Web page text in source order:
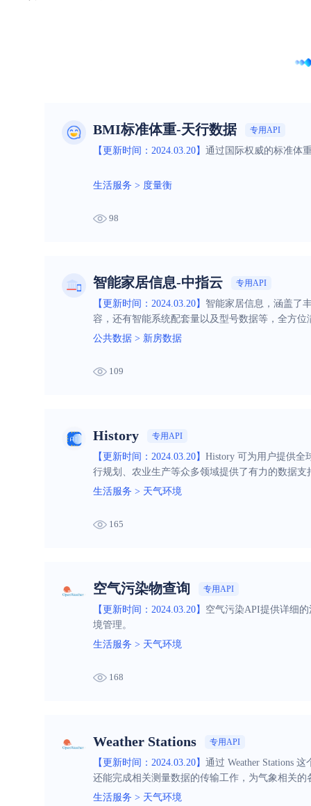
BMI标准体重-天行数据 专用API
【更新时间：2024.03.20】 通过国际权威的标准体
生活服务 > 度量衡
98
智能家居信息-中指云 专用API
【更新时间：2024.03.20】 智能家居信息，涵盖了
容，还有智能系统配套量以及型号数据等，全方
公共数据 > 新房数据
109
History 专用API
【更新时间：2024.03.20】 History 可为用户提供全
行规划、农业生产等众多领域提供了有力的数据
生活服务 > 天气环境
165
空气污染物查询 专用API
【更新时间：2024.03.20】 空气污染API提供详细
境管理。
生活服务 > 天气环境
168
Weather Stations 专用API
【更新时间：2024.03.20】 通过 Weather Stations
还能完成相关测量数据的传输工作，为气象相关
生活服务 > 天气环境